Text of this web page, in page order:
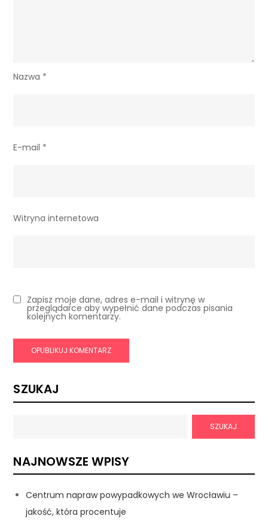
Nazwa *
E-mail *
Witryna internetowa
Zapisz moje dane, adres e-mail i witrynę w
przeglądarce aby wypełnić dane podczas pisania
kolejnych komentarzy.
SZUKAJ
SZUKAJ
NAJNOWSZE WPISY
Centrum napraw powypadkowych we Wrocławiu –
jakość, która procentuje